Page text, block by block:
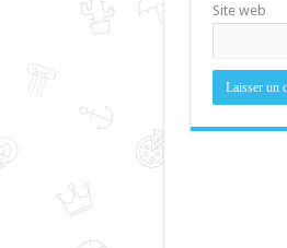
Site web